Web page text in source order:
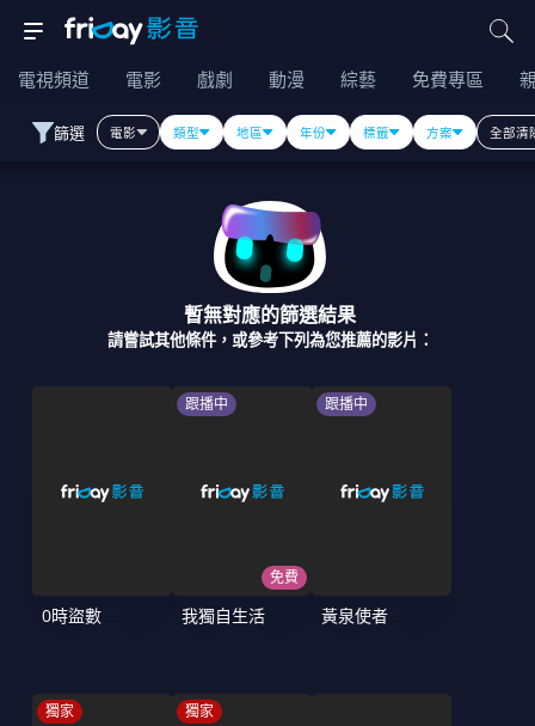
電視頻道 電影 戲劇 動漫 綜藝 免費專區
篩選 電影 類型 地區 年份 標籤 方案 全部清
暫無對應的篩選結果
請嘗試其他條件，或參考下列為您推薦的影片：
0時盜數
跟播中
免費
我獨自生活
跟播中
黃泉使者
獨家 獨家